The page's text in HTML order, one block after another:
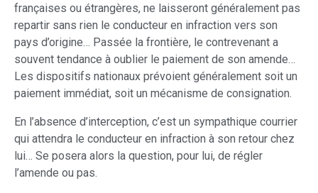
françaises ou étrangères, ne laisseront généralement pas
repartir sans rien le conducteur en infraction vers son
pays d’origine… Passée la frontière, le contrevenant a
souvent tendance à oublier le paiement de son amende…
Les dispositifs nationaux prévoient généralement soit un
paiement immédiat, soit un mécanisme de consignation.
En l’absence d’interception, c’est un sympathique courrier
qui attendra le conducteur en infraction à son retour chez
lui… Se posera alors la question, pour lui, de régler
l’amende ou pas.